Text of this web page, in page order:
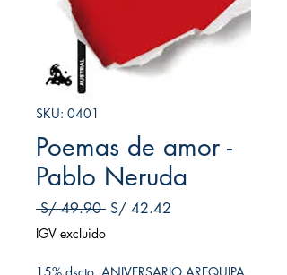
SKU: 0401
Poemas de amor -
Pablo Neruda
S/ 49.90 Precio
S/ 42.42
IGV excluido